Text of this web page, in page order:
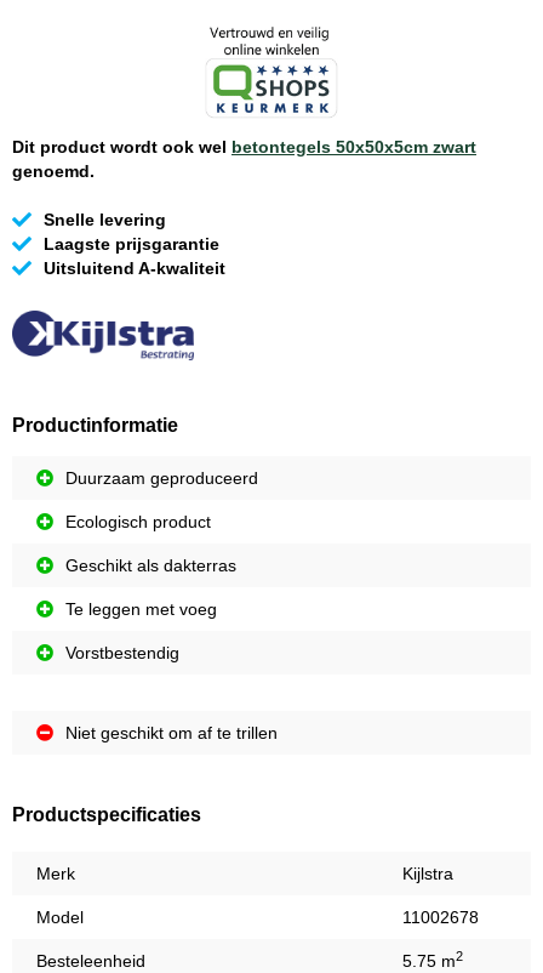
Dit product wordt ook wel betontegels 50x50x5cm zwart
genoemd.
Snelle levering
Laagste prijsgarantie
Uitsluitend A-kwaliteit
Productinformatie
Duurzaam geproduceerd
Ecologisch product
Geschikt als dakterras
Te leggen met voeg
Vorstbestendig
Niet geschikt om af te trillen
Productspecificaties
Merk Kijlstra
Model 11002678
Besteleenheid 5.75 m2